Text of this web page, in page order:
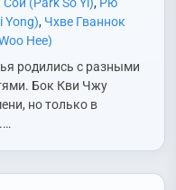
Yong), Чхве Гваннок
Hee)
родились с разными
Бок Кви Чжу
но только в